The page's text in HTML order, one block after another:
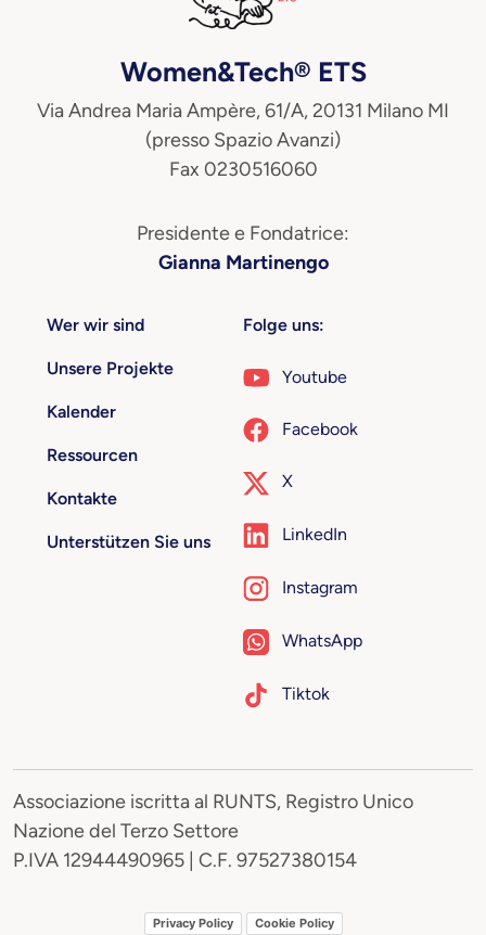
Women&Tech® ETS
Via Andrea Maria Ampère, 61/A, 20131 Milano MI
(presso Spazio Avanzi)
Fax 0230516060
Presidente e Fondatrice:
Gianna Martinengo
Wer wir sind
Unsere Projekte
Kalender
Ressourcen
Kontakte
Unterstützen Sie uns
Folge uns:
Youtube
Facebook
X
LinkedIn
Instagram
WhatsApp
Tiktok
Associazione iscritta al RUNTS, Registro Unico
Nazione del Terzo Settore
P.IVA 12944490965 | C.F. 97527380154
Privacy Policy Cookie Policy